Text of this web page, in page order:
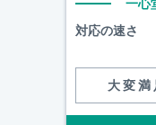
一心
対応の速さ
大変満